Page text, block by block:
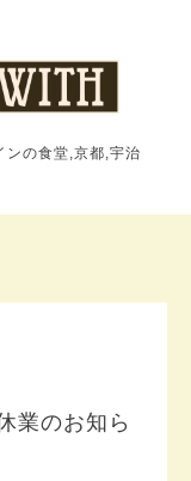
ンの食堂,京都,宇治
業のお知ら